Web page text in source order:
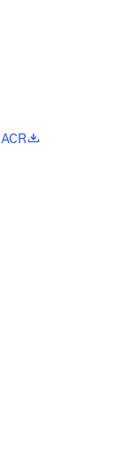
in new tab/
ACR opens in